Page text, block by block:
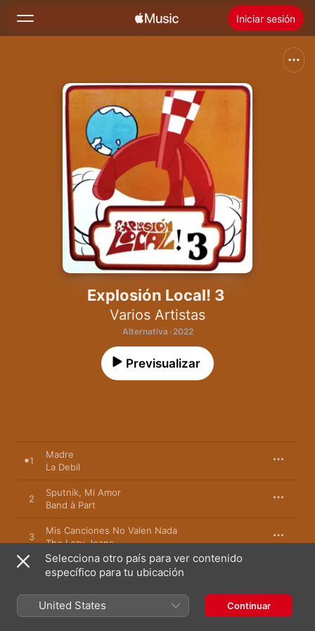
Iniciar sesión
Novedades
Instalar Apple Music
Explosión Local! 3
Varios Artistas
Alternativa · 2022
Previsualizar
1
Madre
La Debil
2
Sputnik, Mi Amor
Band à Part
3
Mis Canciones No Valen Nada
The Lazy Jeans
Fiesta
El Hombre Elefante
Try To Imagine It
Idealipsticks
Selecciona otro país para ver contenido
específico para tu ubicación
United States Continuar